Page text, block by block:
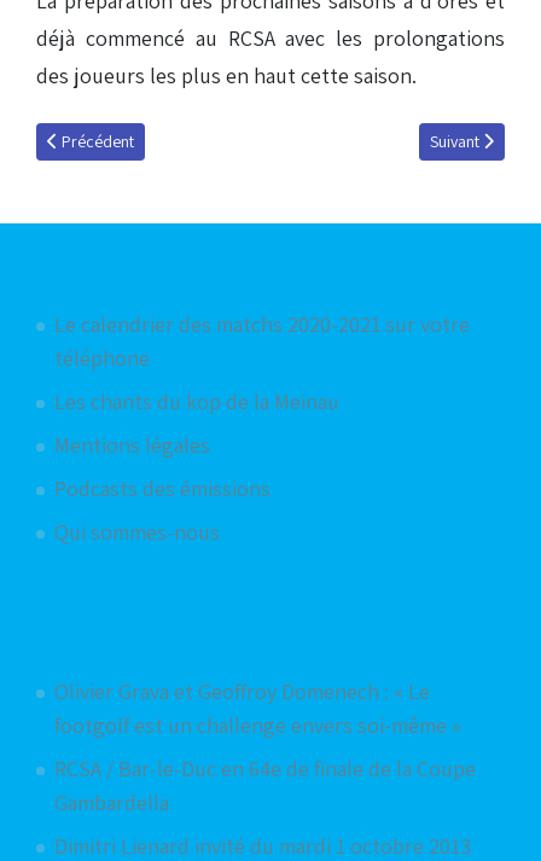
déjà commencé au RCSA avec les prolongations
des joueurs les plus en haut cette saison.
Article précédent : Alexandre Mendy (Nice) prêté
Précédent Article suivant
Suivant
Le calendrier des matchs 2020-2021 sur votre
téléphone
Les chants du kop de la Meinau
Mentions légales
Podcasts des émissions
Qui sommes-nous
Olivier Grava et Geoffroy Domenech : « Le
footgolf est un challenge envers soi-même »
RCSA / Bar-le-Duc en 64e de finale de la Coupe
Gambardella
Dimitri Lienard invité du mardi 1 octobre 2013